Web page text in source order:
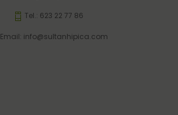
Tel.: 623 22 77 86
Email: info@sultanhipica.com